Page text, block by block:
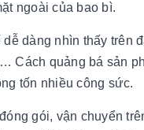
ngoài của bao bì.
dễ dàng nhìn thấy trên
Cách quảng bá sản
tốn nhiều công sức.
gói, vận chuyển